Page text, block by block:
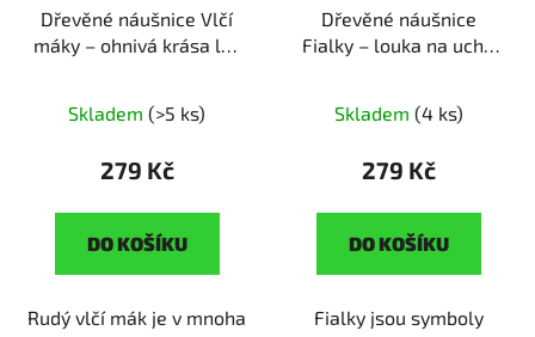
Dřevěné náušnice Vlčí
máky – ohnivá krása luk
květin
Skladem (>5 ks)
279 Kč
DO KOŠÍKU
Rudý vlčí mák je v mnoha
Dřevěné náušnice
Fialky – louka na uchu
květin
Skladem (4 ks)
279 Kč
DO KOŠÍKU
Fialky jsou symboly